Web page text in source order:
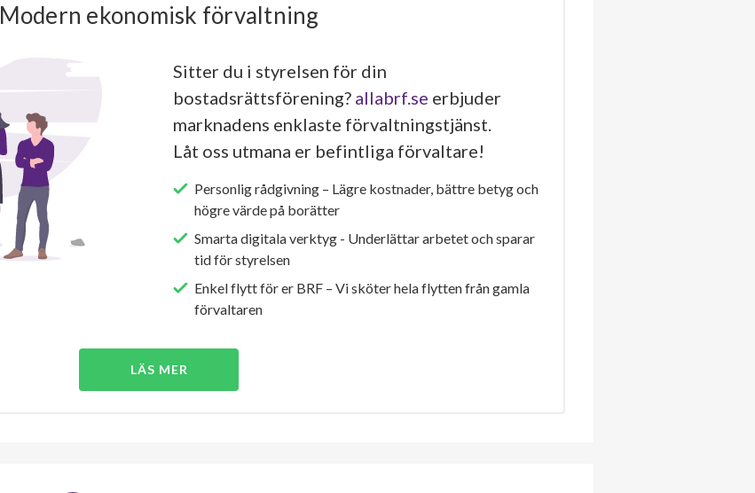
Modern ekonomisk förvaltning
Sitter du i styrelsen för din
bostadsrättsförening? allabrf.se erbjuder
marknadens enklaste förvaltningstjänst.
Låt oss utmana er befintliga förvaltare!
Personlig rådgivning – Lägre kostnader, bättre betyg och
högre värde på borätter
Smarta digitala verktyg - Underlättar arbetet och sparar
tid för styrelsen
Enkel flytt för er BRF – Vi sköter hela flytten från gamla
förvaltaren
LÄS MER